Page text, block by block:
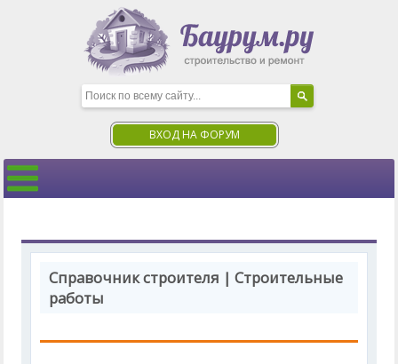
ВХОД НА ФОРУМ
Справочник строителя | Строительные
работы